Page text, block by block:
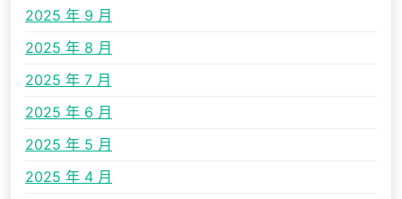
2025 年 9 月
2025 年 8 月
2025 年 7 月
2025 年 6 月
2025 年 5 月
2025 年 4 月